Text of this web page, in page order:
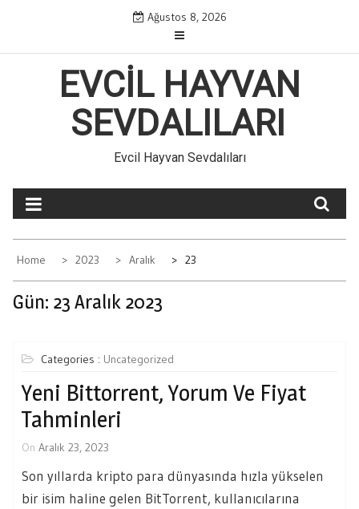
Ağustos 8, 2026
EVCIL HAYVAN
SEVDALILARI
Evcil Hayvan Sevdalıları
Home 2023 Aralık 23
Gün: 23 Aralık 2023
Categories : Uncategorized
Yeni Bittorrent, Yorum Ve Fiyat
Tahminleri
On Aralık 23, 2023
Son yıllarda kripto para dünyasında hızla yükselen
bir isim haline gelen BitTorrent, kullanıcılarına